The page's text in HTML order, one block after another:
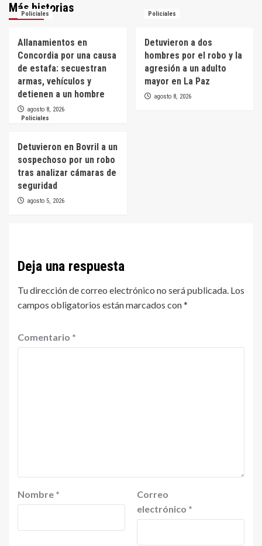
Más historias
Policiales
Allanamientos en
Concordia por una causa
de estafa: secuestran
armas, vehículos y
detienen a un hombre
agosto 8, 2026
Policiales
Detuvieron a dos
hombres por el robo y la
agresión a un adulto
mayor en La Paz
agosto 8, 2026
Policiales
Detuvieron en Bovril a un
sospechoso por un robo
tras analizar cámaras de
seguridad
agosto 5, 2026
Deja una respuesta
Tu dirección de correo electrónico no será publicada. Los
campos obligatorios están marcados con*
Comentario *
Nombre *
Correo
electrónico *